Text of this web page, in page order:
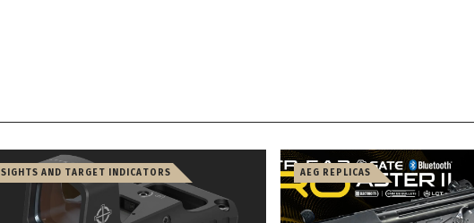
SIGHTS AND TARGET INDICATORS AEG REPLICAS